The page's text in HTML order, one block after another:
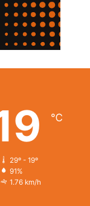
℃
29º - 19º
91%
1.76 km/h